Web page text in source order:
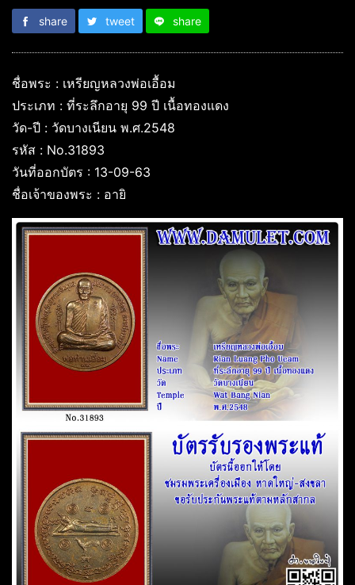
share tweet share
ชื่อพระ : เหรียญหลวงพ่อเอื้อม
ประเภท : ที่ระลึกอายุ 99 ปี เนื้อทองแดง
วัด-ปี : วัดบางเนียน พ.ศ.2548
รหัส : No.31893
วันที่ออกบัตร : 13-09-63
ชื่อเจ้าของพระ : อายิ